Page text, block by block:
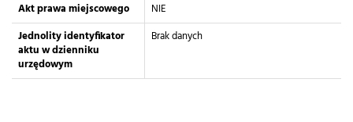
Akt prawa miejscowego
NIE
Jednolity identyfikator
aktu w dzienniku
urzędowym
Brak danych